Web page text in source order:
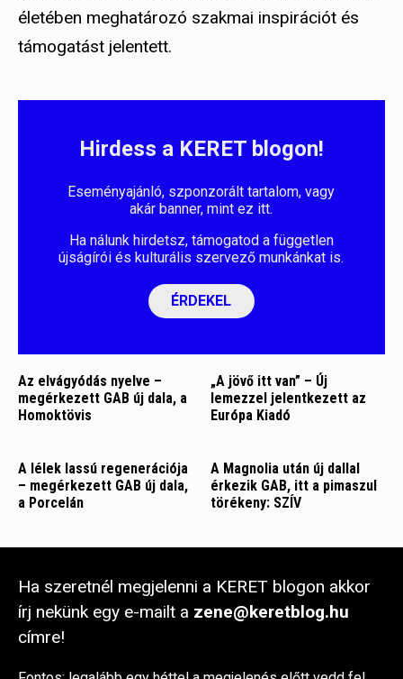
életében meghatározó szakmai inspirációt és
támogatást jelentett.
Az elvágyódás nyelve –
megérkezett GAB új dala, a
Homoktövis
„A jövő itt van” – Új
lemezzel jelentkezett az
Európa Kiadó
A lélek lassú regenerációja
– megérkezett GAB új dala,
a Porcelán
A Magnolia után új dallal
érkezik GAB, itt a pimaszul
törékeny: SZÍV
Hirdess a KERET blogon!
Eseményajánló, szponzorált tartalom, vagy
akár banner, mint ez itt.
Ha nálunk hirdetsz, támogatod a független
újságírói és kulturális szervező munkánkat is.
ÉRDEKEL
Ha szeretnél megjelenni a KERET blogon akkor
írj nekünk egy e-mailt a zene@keretblog.hu
címre!